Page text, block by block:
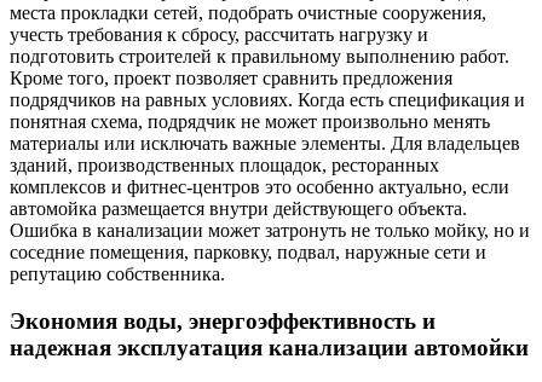
места прокладки сетей, подобрать очистные сооружения,
учесть требования к сбросу, рассчитать нагрузку и
подготовить строителей к правильному выполнению работ.
Кроме того, проект позволяет сравнить предложения
подрядчиков на равных условиях. Когда есть спецификация и
понятная схема, подрядчик не может произвольно менять
материалы или исключать важные элементы. Для владельцев
зданий, производственных площадок, ресторанных
комплексов и фитнес-центров это особенно актуально, если
автомойка размещается внутри действующего объекта.
Ошибка в канализации может затронуть не только мойку, но и
соседние помещения, парковку, подвал, наружные сети и
репутацию собственника.
Экономия воды, энергоэффективность и
надежная эксплуатация канализации автомойки